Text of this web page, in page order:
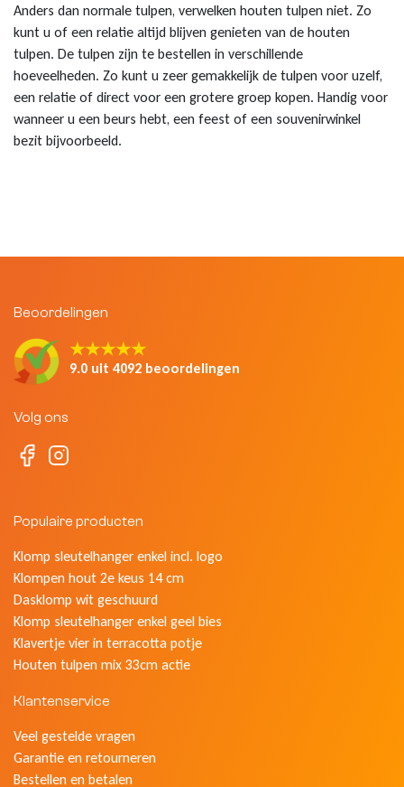
Anders dan normale tulpen, verwelken houten tulpen niet. Zo
kunt u of een relatie altijd blijven genieten van de houten
tulpen. De tulpen zijn te bestellen in verschillende
hoeveelheden. Zo kunt u zeer gemakkelijk de tulpen voor uzelf,
een relatie of direct voor een grotere groep kopen. Handig voor
wanneer u een beurs hebt, een feest of een souvenirwinkel
bezit bijvoorbeeld.
Beoordelingen
★★★★★
9.0 uit 4092 beoordelingen
Volg ons
Populaire producten
Klomp sleutelhanger enkel incl. logo
Klompen hout 2e keus 14 cm
Dasklomp wit geschuurd
Klomp sleutelhanger enkel geel bies
Klavertje vier in terracotta potje
Houten tulpen mix 33cm actie
Klantenservice
Veel gestelde vragen
Garantie en retourneren
Bestellen en betalen